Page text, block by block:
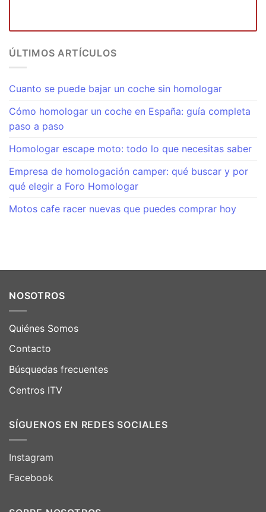
ÚLTIMOS ARTÍCULOS
Cuanto se puede bajar un coche sin homologar
Cómo homologar un coche en España: guía completa
paso a paso
Homologar escape moto: todo lo que necesitas saber
Empresa de homologación camper: qué buscar y por
qué elegir a Foro Homologar
Motos cafe racer nuevas que puedes comprar hoy
NOSOTROS
Quiénes Somos
Contacto
Búsquedas frecuentes
Centros ITV
SÍGUENOS EN REDES SOCIALES
Instagram
Facebook